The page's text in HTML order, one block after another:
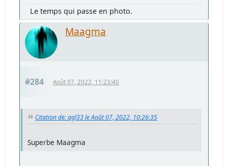
Le temps qui passe en photo.
Maagma
#284 Août 07, 2022, 11:23:40
Citation de: agl33 le Août 07, 2022, 10:26:35
Superbe Maagma